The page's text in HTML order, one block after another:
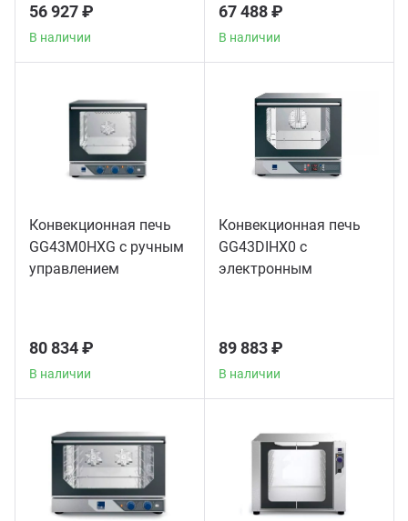
56 927 ₽
В наличии
67 488 ₽
В наличии
Конвекционная печь
GG43M0HXG с ручным
управлением
80 834 ₽
В наличии
Конвекционная печь
GG43DIHX0 с
электронным
89 883 ₽
В наличии